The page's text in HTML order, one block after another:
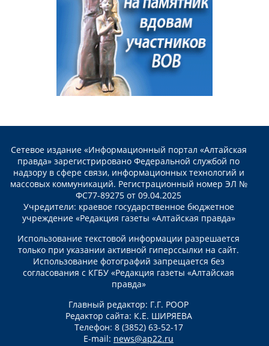
Сетевое издание «Информационный портал «Алтайская
правда» зарегистрировано Федеральной службой по
надзору в сфере связи, информационных технологий и
массовых коммуникаций. Регистрационный номер ЭЛ №
ФС77-89275 от 09.04.2025
Учредители: краевое государственное бюджетное
учреждение «Редакция газеты «Алтайская правда»
Использование текстовой информации разрешается
только при указании активной гиперссылки на сайт.
Использование фотографий запрещается без
согласования с КГБУ «Редакция газеты «Алтайская
правда»
Главный редактор: Г.Г. РООР
Редактор сайта: К.Е. ШИРЯЕВА
Телефон: 8 (3852) 63-52-17
E-mail: news@ap22.ru